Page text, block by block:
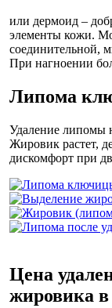
или дермоид –
элементы кожи.
соединительной,
При нагноении
Липома
Удаление липомы
Жировик растет,
дискомфорт при
Цена
жировика